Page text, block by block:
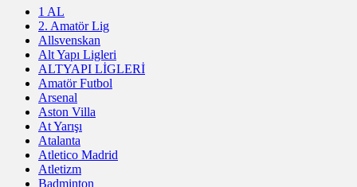
1 AL
2. Amatör Lig
Allsvenskan
Alt Yapı Ligleri
ALTYAPI LİGLERİ
Amatör Futbol
Arsenal
Aston Villa
At Yarışı
Atalanta
Atletico Madrid
Atletizm
Badminton